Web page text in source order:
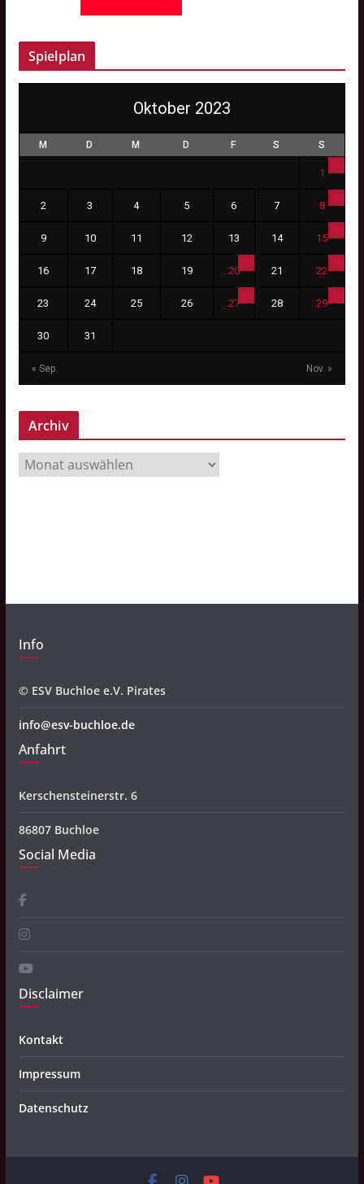
Spielplan
Oktober 2023
M D M D F S S
« Sep. Nov. »
1
2 3 4 5 6 7 8
9 10 11 12 13 14 15
16 17 18 19 20 21 22
23 24 25 26 27 28 29
30 31
Archiv
Info
© ESV Buchloe e.V. Pirates
info@esv-buchloe.de
Anfahrt
Kerschensteinerstr. 6
86807 Buchloe
Social Media
Disclaimer
Kontakt
Impressum
Datenschutz